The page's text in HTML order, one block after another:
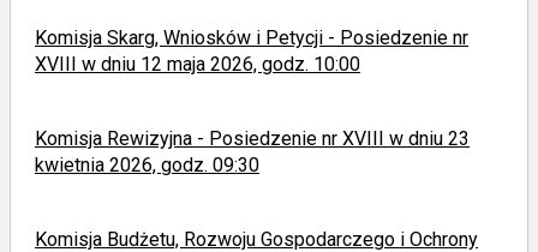
Komisja Skarg, Wniosków i Petycji - Posiedzenie nr
XVIII w dniu 12 maja 2026, godz. 10:00
Komisja Rewizyjna - Posiedzenie nr XVIII w dniu 23
kwietnia 2026, godz. 09:30
Komisja Budżetu, Rozwoju Gospodarczego i Ochrony